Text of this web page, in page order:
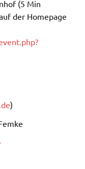
(5 Min
der Homepage
)